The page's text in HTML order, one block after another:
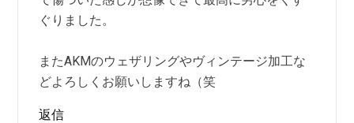
ぐりました。
またAKMのウェザリングやヴィンテージ加工な
どよろしくお願いしますね（笑
返信